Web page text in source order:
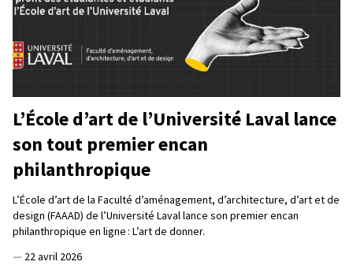
L’École d’art de l’Université Laval lance
son tout premier encan
philanthropique
L’École d’art de la Faculté d’aménagement, d’architecture, d’art et de
design (FAAAD) de l’Université Laval lance son premier encan
philanthropique en ligne : L’art de donner.
— 22 avril 2026